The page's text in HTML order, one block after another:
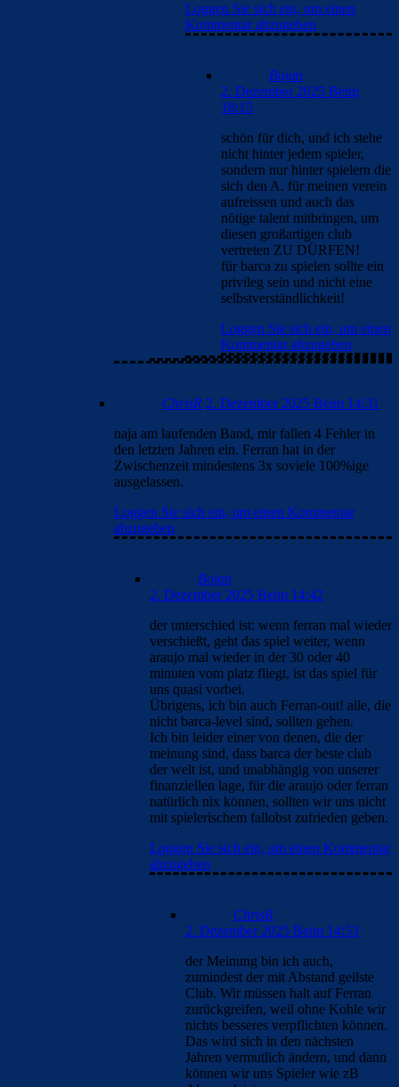
Loggen Sie sich ein, um einen
Kommentar abzugeben
Bojan
2. Dezember 2025 Beim
18:15
schön für dich, und ich stehe
nicht hinter jedem spieler,
sondern nur hinter spielern die
sich den A. für meinen verein
aufreissen und auch das
nötige talent mitbringen, um
diesen großartigen club
vertreten ZU DÜRFEN!
für barca zu spielen sollte ein
privileg sein und nicht eine
selbstverständlichkeit!
Loggen Sie sich ein, um einen
Kommentar abzugeben
ChrisR 2. Dezember 2025 Beim 14:31
naja am laufenden Band, mir fallen 4 Fehler in
den letzten Jahren ein. Ferran hat in der
Zwischenzeit mindestens 3x soviele 100%ige
ausgelassen.
Loggen Sie sich ein, um einen Kommentar
abzugeben
Bojan
2. Dezember 2025 Beim 14:42
der unterschied ist: wenn ferran mal wieder
verschießt, geht das spiel weiter, wenn
araujo mal wieder in der 30 oder 40
minuten vom platz fliegt, ist das spiel für
uns quasi vorbei.
Übrigens, ich bin auch Ferran-out! alle, die
nicht barca-level sind, sollten gehen.
Ich bin leider einer von denen, die der
meinung sind, dass barca der beste club
der welt ist, und unabhängig von unserer
finanziellen lage, für die araujo oder ferran
natürlich nix können, sollten wir uns nicht
mit spielerischem fallobst zufrieden geben.
Loggen Sie sich ein, um einen Kommentar
abzugeben
ChrisR
2. Dezember 2025 Beim 14:53
der Meinung bin ich auch,
zumindest der mit Abstand geilste
Club. Wir müssen halt auf Ferran
zurückgreifen, weil ohne Kohle wir
nichts besseres verpflichten können.
Das wird sich in den nächsten
Jahren vermutlich ändern, und dann
können wir uns Spieler wie zB